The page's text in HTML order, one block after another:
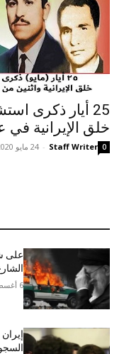
25 أيار
خلق الإيرانية في عام
Staff Writer
- 24 مايو 2020 0
على
6 أغسطس 2026